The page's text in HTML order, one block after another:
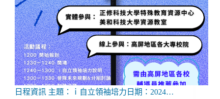
日程資訊 主題：ｉ自立領袖培力日期：2024…